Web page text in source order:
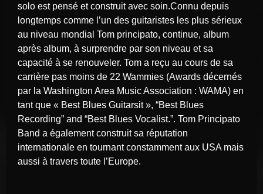
solo est pensé et construit avec soin.Connu depuis
longtemps comme l’un des guitaristes les plus sérieux
au niveau mondial Tom principato, continue, album
après album, à surprendre par son niveau et sa
capacité à se renouveler. Tom a reçu au cours de sa
carrière pas moins de 22 Wammies (Awards décernés
par la Washington Area Music Association : WAMA) en
tant que « Best Blues Guitarsit », “Best Blues
Recording” and “Best Blues Vocalist.”. Tom Principato
Band a également construit sa réputation
internationale en tournant constamment aux USA mais
aussi à travers toute l’Europe.